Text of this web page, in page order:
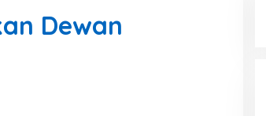
Dewan